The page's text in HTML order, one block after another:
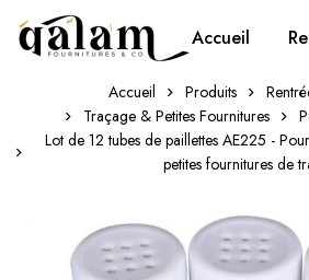
Accueil
Accueil Produits
Traçage & Petites Fournitures
Lot de 12 tubes de paillettes AE225 -
petites fournitures de